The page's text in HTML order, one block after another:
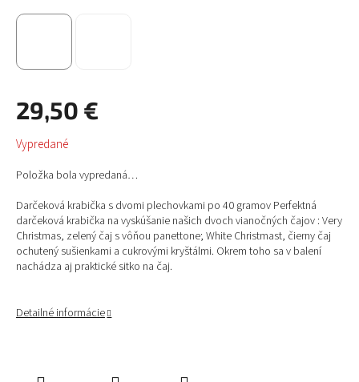
29,50 €
Jednotková
cena:
Vypredané
Položka bola vypredaná…
Darčeková krabička s dvomi plechovkami po 40 gramov Perfektná
darčeková krabička na vyskúšanie našich dvoch vianočných čajov : Very
Christmas, zelený čaj s vôňou panettone; White Christmast, čierny čaj
ochutený sušienkami a cukrovými kryštálmi. Okrem toho sa v balení
nachádza aj praktické sitko na čaj.
Detailné informácie